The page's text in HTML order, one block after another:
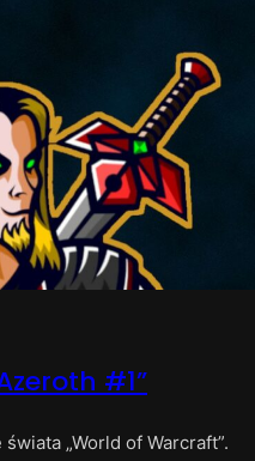
#1”
„World of Warcraft”.